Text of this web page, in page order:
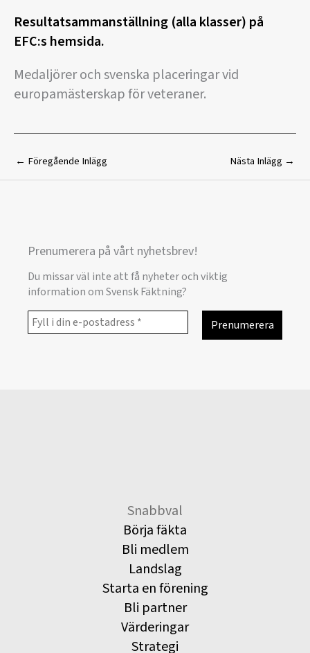
Resultatsammanställning (alla klasser) på
EFC:s hemsida.
Medaljörer och svenska placeringar vid
europamästerskap för veteraner.
← Föregående Inlägg Nästa Inlägg →
Prenumerera på vårt nyhetsbrev!
Du missar väl inte att få nyheter och viktig
information om Svensk Fäktning?
Snabbval
Börja fäkta
Bli medlem
Landslag
Starta en förening
Bli partner
Värderingar
Strategi